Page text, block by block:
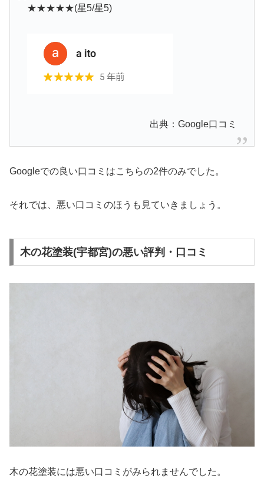
★★★★★(星5/星5)
出典：Google口コミ
Googleでの良い口コミはこちらの2件のみでした。
それでは、悪い口コミのほうも見ていきましょう。
木の花塗装(宇都宮)の悪い評判・口コミ
木の花塗装には悪い口コミがみられませんでした。